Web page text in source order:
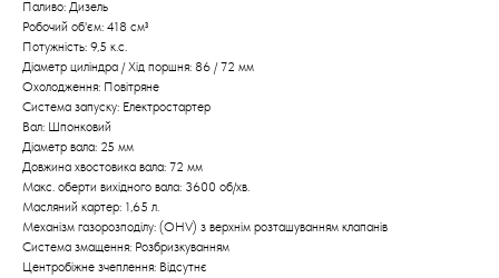
Паливо: Дизель
Робочий об'єм: 418 см³
Потужність: 9,5 к.с.
Діаметр циліндра / Хід поршня: 86 / 72 мм
Охолодження: Повітряне
Система запуску: Електростартер
Вал: Шпонковий
Діаметр вала: 25 мм
Довжина хвостовика вала: 72 мм
Макс. оберти вихідного вала: 3600 об/хв.
Масляний картер: 1,65 л.
Механізм газорозподілу: (OHV) з верхнім розташуванням клапанів
Система змащення: Розбризкуванням
Центробіжне зчеплення: Відсутнє